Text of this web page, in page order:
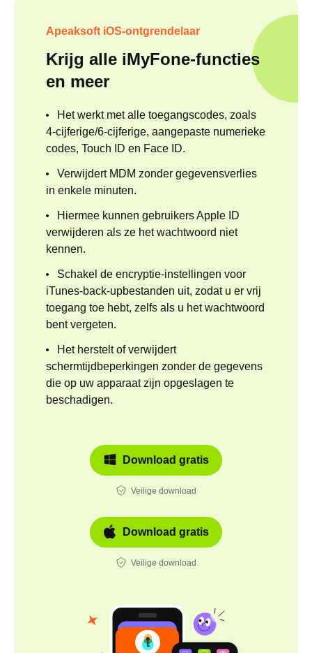
Apeaksoft iOS-ontgrendelaar
Krijg alle iMyFone-functies
en meer
Het werkt met alle toegangscodes, zoals
4-cijferige/6-cijferige, aangepaste numerieke
codes, Touch ID en Face ID.
Verwijdert MDM zonder gegevensverlies
in enkele minuten.
Hiermee kunnen gebruikers Apple ID
verwijderen als ze het wachtwoord niet
kennen.
Schakel de encryptie-instellingen voor
iTunes-back-upbestanden uit, zodat u er vrij
toegang toe hebt, zelfs als u het wachtwoord
bent vergeten.
Het herstelt of verwijdert
schermtijdbeperkingen zonder de gegevens
die op uw apparaat zijn opgeslagen te
beschadigen.
Download gratis
Veilige download
Download gratis
Veilige download